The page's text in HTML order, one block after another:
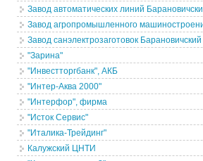
Завод автоматических линий
Завод агропромышленного
Завод санэлектрозаготовок
"Зарина"
"Инвестторгбанк", АКБ
"Интер-Аква 2000"
"Интерфор", фирма
"Исток Сервис"
"Италика-Трейдинг"
Калужский ЦНТИ